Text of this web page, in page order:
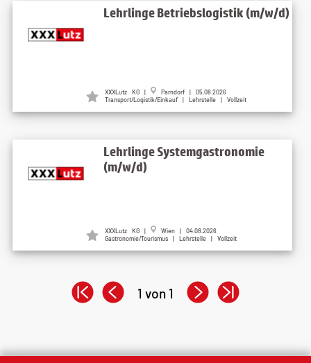
Lehrlinge Betriebslogistik (m/w/d)
XXXLutz KG |
Parndorf | 05.08.2026
Transport/Logistik/Einkauf | Lehrstelle | Vollzeit
Lehrlinge Systemgastronomie
(m/w/d)
XXXLutz KG |
Wien | 04.08.2026
Gastronomie/Tourismus | Lehrstelle | Vollzeit
1 von 1